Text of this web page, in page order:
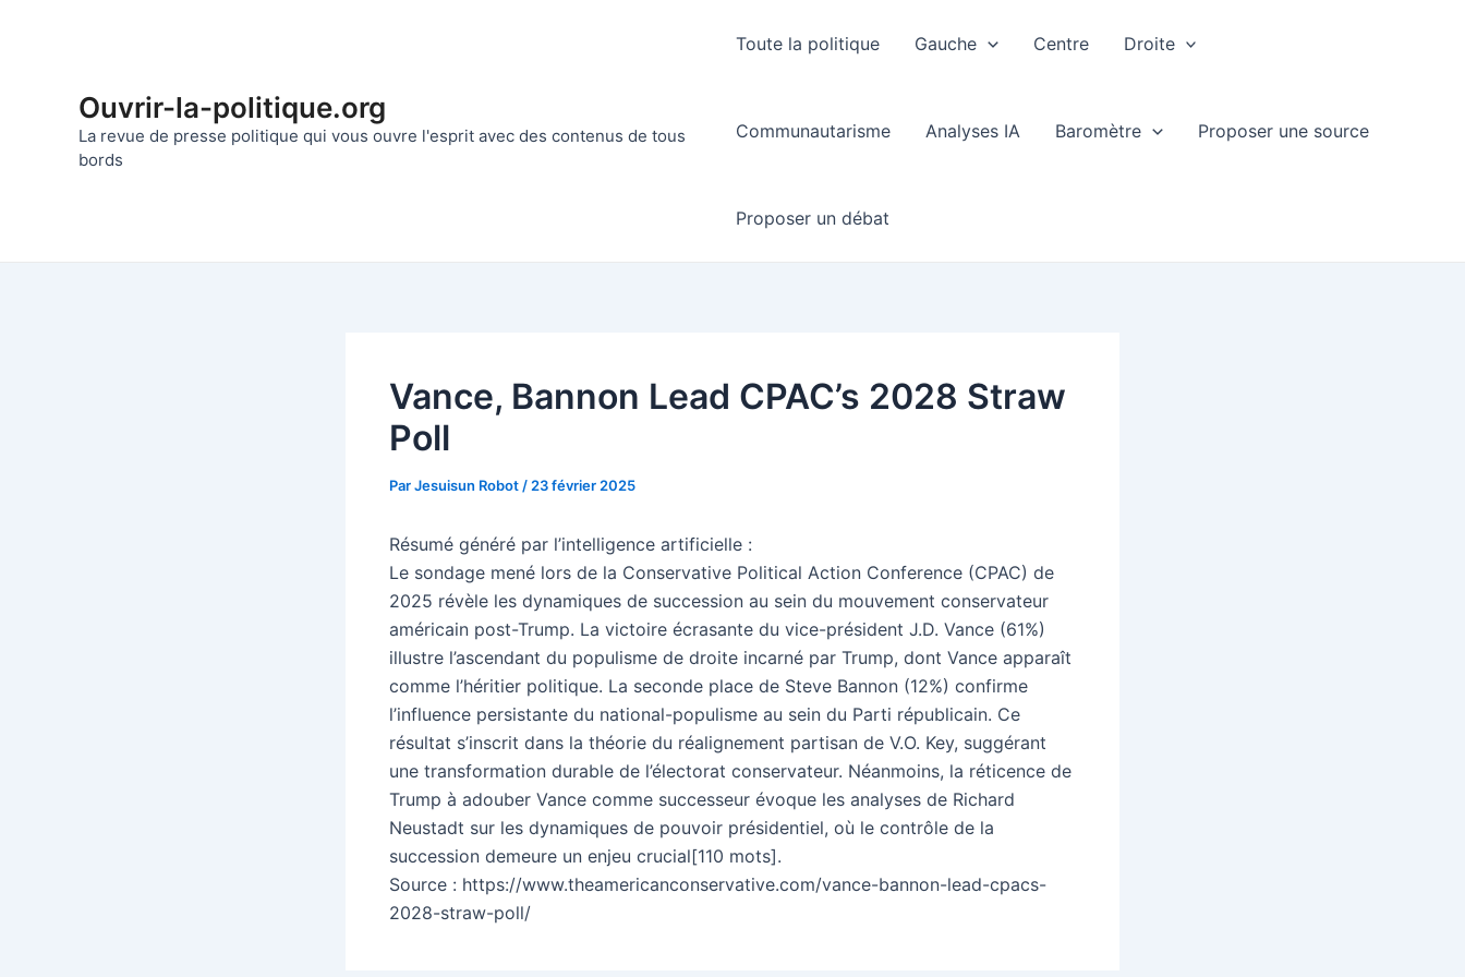
Ouvrir-la-politique.org
La revue de presse politique qui vous ouvre l'esprit avec des contenus de tous
bords
Toute la politique Gauche Centre Droite
Communautarisme Analyses IA Baromètre Proposer une source
Proposer un débat
Vance, Bannon Lead CPAC’s 2028 Straw
Poll
ParJesuisun Robot / 23 février 2025
Résumé généré par l’intelligence artificielle :
Le sondage mené lors de la Conservative Political Action Conference (CPAC) de
2025 révèle les dynamiques de succession au sein du mouvement conservateur
américain post-Trump. La victoire écrasante du vice-président J.D. Vance (61%)
illustre l’ascendant du populisme de droite incarné par Trump, dont Vance apparaît
comme l’héritier politique. La seconde place de Steve Bannon (12%) confirme
l’influence persistante du national-populisme au sein du Parti républicain. Ce
résultat s’inscrit dans la théorie du réalignement partisan de V.O. Key, suggérant
une transformation durable de l’électorat conservateur. Néanmoins, la réticence de
Trump à adouber Vance comme successeur évoque les analyses de Richard
Neustadt sur les dynamiques de pouvoir présidentiel, où le contrôle de la
succession demeure un enjeu crucial[110 mots].
Source : https://www.theamericanconservative.com/vance-bannon-lead-cpacs-
2028-straw-poll/